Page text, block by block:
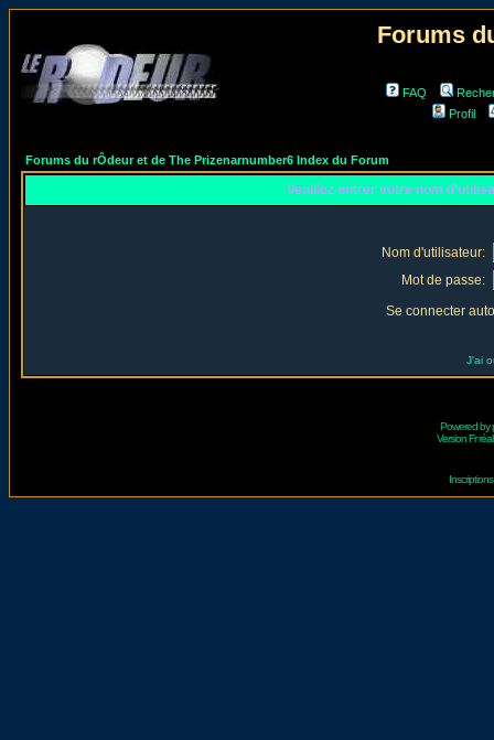
Forums
FAQ
Profil
Forums du rÔdeur et de The Prizenarnumber6 Index du Forum
Veuillez entrer votre nom
Nom d'utilisateur:
Mot de passe:
Se connecter
J'ai
Powered by
Version Fr